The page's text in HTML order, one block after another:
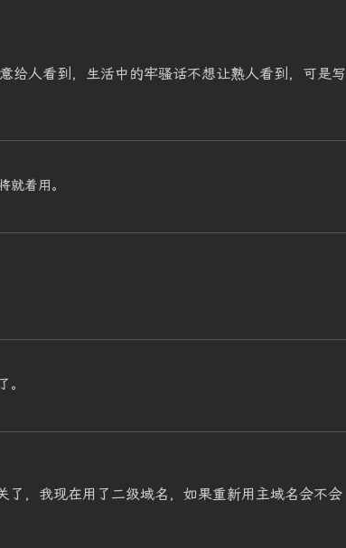
给人看到，生活中的牢骚话不想让熟人看到，可是写
就着用。
。
，我现在用了二级域名，如果重新用主域名会不会